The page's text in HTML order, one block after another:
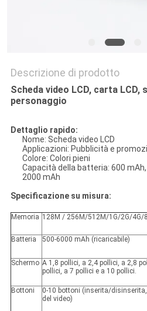
Descrizione di prodotto
Scheda video LCD, carta LCD,
personaggio
Dettaglio rapido:
Nome: Scheda video LCD
Applicazioni: Pubblicità e
Colore: Colori pieni
Capacità della batteria: 600
2000 mAh
Specificazione su misura:
Memoria 128M / 256M/512M/1G/2G/4G/
Batteria 500-6000 mAh (ricaricabile)
Schermo A 1,8 pollici, a 2,4 pollici, a 2,8
pollici, a 7 pollici e a 10 pollici.
Bottoni
0-10 bottoni (inserita/
del video)